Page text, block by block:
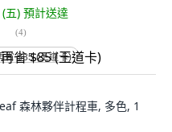
五) 預計送達
(4)
省 $85 (王道卡)
森林夥伴計程車, 多色, 1